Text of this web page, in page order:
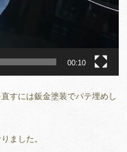
00:10
すには鈑金塗装でパテ埋めし
ました。